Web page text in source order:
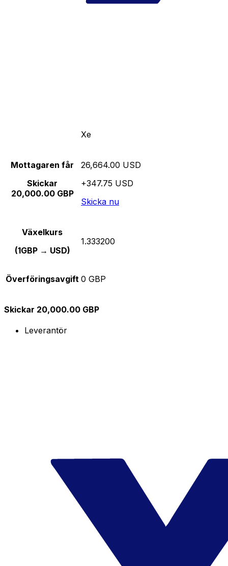
Xe
Mottagaren får
Skickar
20,000.00 GBP
26,664.00 USD
+347.75 USD
Skicka nu
Växelkurs
(1GBP → USD)
1.333200
Överföringsavgift 0 GBP
Skickar 20,000.00 GBP
Leverantör